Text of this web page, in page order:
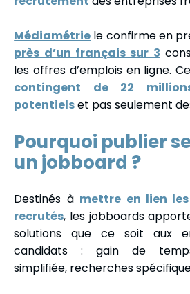
Médiamétrie le confirme en
près d’un français sur 3
les offres d’emplois en ligne.
contingent de 22
potentielset pas seulement
Pourquoi publier
un jobboard ?
Destinés à mettre en lien
recrutés, les jobboards
solutions que ce soit aux
candidats : gain de
simplifiée, recherches